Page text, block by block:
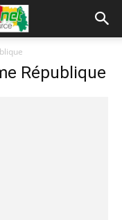
République